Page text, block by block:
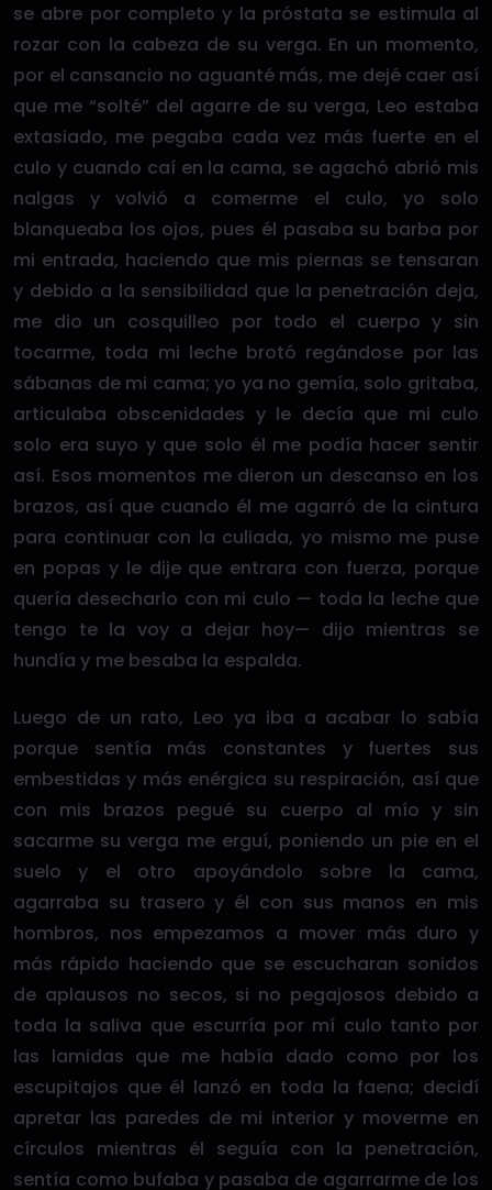
se abre por completo y la próstata se estimula al
rozar con la cabeza de su verga. En un momento,
por el cansancio no aguanté más, me dejé caer así
que me “solté” del agarre de su verga, Leo estaba
extasiado, me pegaba cada vez más fuerte en el
culo y cuando caí en la cama, se agachó abrió mis
nalgas y volvió a comerme el culo, yo solo
blanqueaba los ojos, pues él pasaba su barba por
mi entrada, haciendo que mis piernas se tensaran
y debido a la sensibilidad que la penetración deja,
me dio un cosquilleo por todo el cuerpo y sin
tocarme, toda mi leche brotó regándose por las
sábanas de mi cama; yo ya no gemía, solo gritaba,
articulaba obscenidades y le decía que mi culo
solo era suyo y que solo él me podía hacer sentir
así. Esos momentos me dieron un descanso en los
brazos, así que cuando él me agarró de la cintura
para continuar con la culiada, yo mismo me puse
en popas y le dije que entrara con fuerza, porque
quería desecharlo con mi culo — toda la leche que
tengo te la voy a dejar hoy— dijo mientras se
hundía y me besaba la espalda.
Luego de un rato, Leo ya iba a acabar lo sabía
porque sentía más constantes y fuertes sus
embestidas y más enérgica su respiración, así que
con mis brazos pegué su cuerpo al mío y sin
sacarme su verga me erguí, poniendo un pie en el
suelo y el otro apoyándolo sobre la cama,
agarraba su trasero y él con sus manos en mis
hombros, nos empezamos a mover más duro y
más rápido haciendo que se escucharan sonidos
de aplausos no secos, si no pegajosos debido a
toda la saliva que escurría por mí culo tanto por
las lamidas que me había dado como por los
escupitajos que él lanzó en toda la faena; decidí
apretar las paredes de mi interior y moverme en
círculos mientras él seguía con la penetración,
sentía como bufaba y pasaba de agarrarme de los